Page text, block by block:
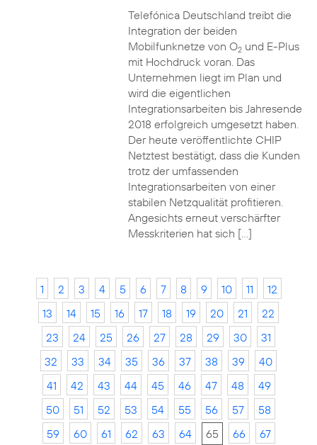
Telefónica Deutschland treibt die
Integration der beiden
Mobilfunknetze von O2und E-Plus
mit Hochdruck voran. Das
Unternehmen liegt im Plan und
wird die eigentlichen
Integrationsarbeiten bis Jahresende
2018 erfolgreich umgesetzt haben.
Der heute veröffentlichte CHIP
Netztest bestätigt, dass die Kunden
trotz der umfassenden
Integrationsarbeiten von einer
stabilen Netzqualität profitieren.
Angesichts erneut verschärfter
Messkriterien hat sich […]
1 2 3 4 5 6 7 8 9 10 11
12
13
14 15 16 17 18 19 20 21
22
23
24 25 26 27 28 29 30
31
32
33 34 35 36 37 38 39
40
41
42 43 44 45 46 47 48
49
50
51 52 53 54 55 56 57
58
59
60 61 62 63 64 65 66
67